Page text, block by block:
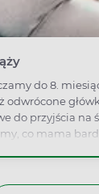
do 8.
odwrócone
do przyjścia na
co mama